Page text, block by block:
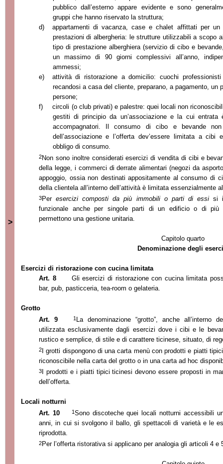
>
pubblico dall’esterno appare evidente e sono
gruppi che hanno riservato la struttura;
d)
appartamenti di vacanza, case e chalet affittati per
prestazioni di albergheria: le strutture utilizzabili a scopo
tipo di prestazione alberghiera (servizio di cibo e
un massimo di 90 giorni complessivi all’anno,
ammessi;
e)
attività di ristorazione a domicilio: cuochi
recandosi a casa del cliente, preparano, a pagamento, un
persone;
f)
circoli (o club privati) e palestre: quei locali non
gestiti di principio da un’associazione e la cui
accompagnatori. Il consumo di cibo e bevande
dell’associazione e l’offerta dev’essere limitata a
obbligo di consumo.
2Non sono inoltre considerati esercizi di vendita di cibi e
della legge, i commerci di derrate alimentari (negozi da
appoggio, ossia non destinati appositamente al consumo di
della clientela all’interno dell’attività è limitata essenzialmente
3Peresercizi composti da più immobili o parti di essi si
funzionale anche per singole parti di un edificio o di più
permettono una gestione unitaria.
Capitolo quarto
Denominazione degli
Esercizi di ristorazione con cucina limitata
Art. 8
Gli esercizi di ristorazione con cucina limitata
bar, pub, pasticceria, tea-room o gelateria.
Grotto
Art. 9
1
La denominazione “grotto”, anche all’interno
utilizzata esclusivamente dagli esercizi dove i cibi e le
rustico e semplice, di stile e di carattere ticinese, situato, di
2I grotti dispongono di una carta menù con prodotti e piatti
riconoscibile nella carta del grotto o in una carta ad hoc
3
I prodotti e i piatti tipici ticinesi devono essere proposti in
dell’offerta.
Locali notturni
Art. 10
1Sono discoteche quei locali notturni accessibili
anni, in cui si svolgono il ballo, gli spettacoli di varietà e le
riprodotta.
2Per l’offerta ristorativa si applicano per analogia gli articoli 4 e